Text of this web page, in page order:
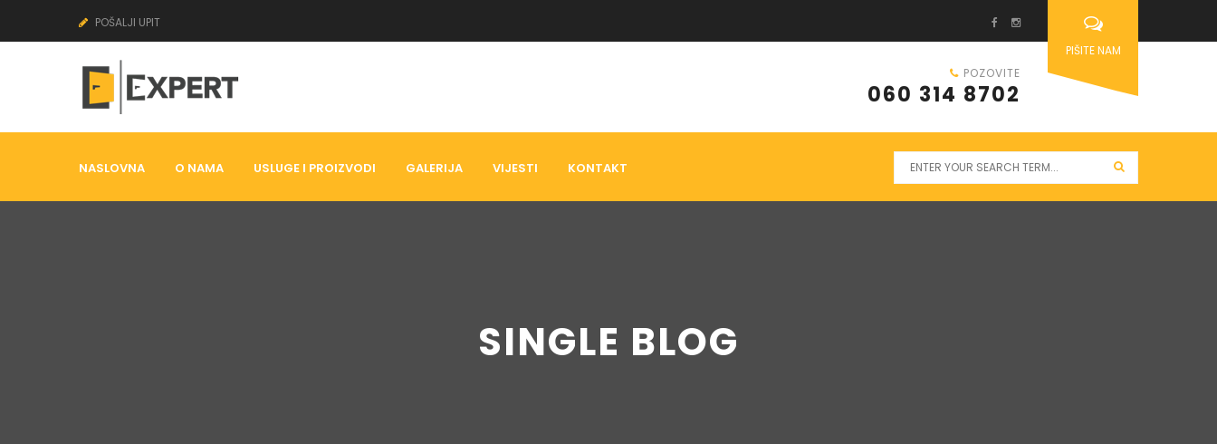
POŠALJI UPIT
POZOVITE
060 314 8702
PIŠITE NAM
NASLOVNA O NAMA USLUGE I PROIZVODI GALERIJA VIJESTI KONTAKT
SINGLE BLOG